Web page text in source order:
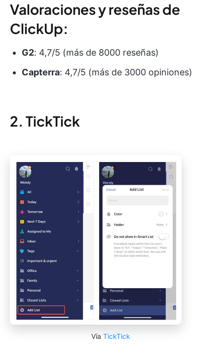
Valoraciones y reseñas de
ClickUp:
G2: 4,7/5 (más de 8000 reseñas)
Capterra: 4,7/5 (más de 3000 opiniones)
2. TickTick
Vía TickTick